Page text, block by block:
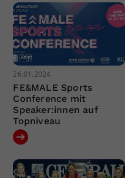
26.01.2024
FE&MALE Sports
Conference mit
Speaker:innen auf
Topniveau